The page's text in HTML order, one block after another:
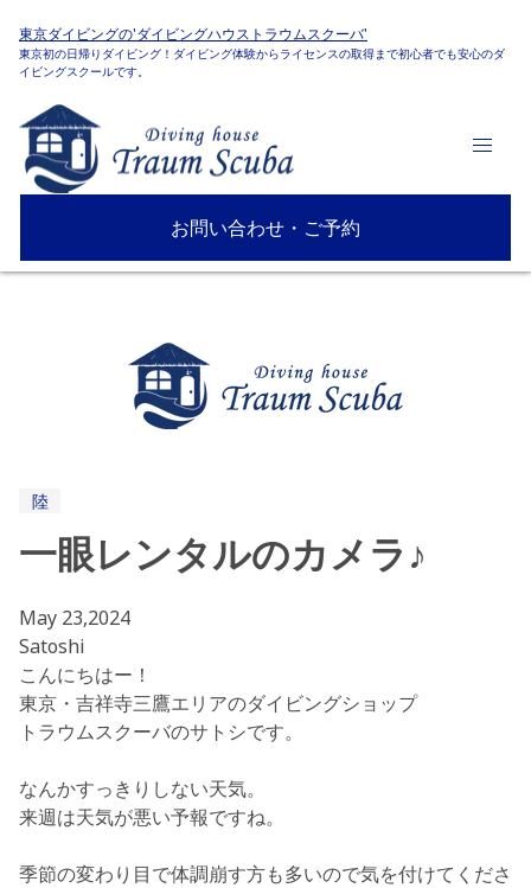
東京ダイビングの'ダイビングハウストラウムスクーバ'
東京初の日帰りダイビング！ダイビング体験からライセンスの取得まで初心者でも安心のダ
イビングスクールです。
お問い合わせ・ご予約
陸
一眼レンタルのカメラ♪
May 23,2024
Satoshi
こんにちはー！
東京・吉祥寺三鷹エリアのダイビングショップ
トラウムスクーバのサトシです。
なんかすっきりしない天気。
来週は天気が悪い予報ですね。
季節の変わり目で体調崩す方も多いので気を付けてくださ